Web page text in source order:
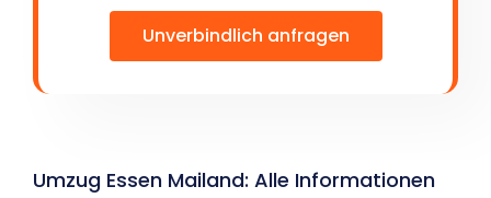
Unverbindlich anfragen
Umzug Essen Mailand: Alle Informationen